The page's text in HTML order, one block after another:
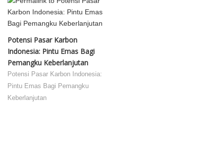
Potensi Pasar Karbon
Indonesia: Pintu Emas Bagi
Pemangku Keberlanjutan
Potensi Pasar Karbon Indonesia:
Pintu Emas Bagi Pemangku
Keberlanjutan